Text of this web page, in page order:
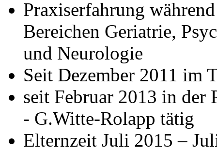
Praxiserfahrung
Bereichen Geriatrie,
und Neurologie
Seit Dezember 2011 im
seit Februar 2013 in der
- G.Witte-Rolapp tätig
Elternzeit Juli 2015 –